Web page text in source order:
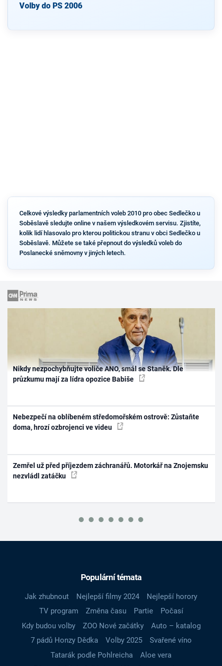
Volby do PS 2006
Celkové výsledky parlamentních voleb 2010 pro obec Sedlečko u
Soběslavě sledujte online v našem výsledkovém servisu. Zjistíte,
kolik lidí hlasovalo pro kterou politickou stranu v obci Sedlečko u
Soběslavě. Můžete se také přepnout do výsledků voleb do
Poslanecké sněmovny v jiných letech.
Nikdy nezpochybňujte voliče ANO, smál se Staněk. Dle
průzkumu mají za lídra opozice Babiše
Nebezpečí na oblíbeném středomořském ostrově: Zůstaňte
doma, hrozí ozbrojenci ve videu
Zemřel už před příjezdem záchranářů. Motorkář na Znojemsku
nezvládl zatáčku
Populární témata
Jak zhubnout Nejlepší filmy 2024
Nejlepší horory
TV program
Změna času Partie
Počasí
Kdy budou volby
ZOO Nové začátky
Auto – katalog
7 pádů Honzy Dědka
Volby 2025
Svařené víno
Tatarák podle Pohlreicha
Aloe vera